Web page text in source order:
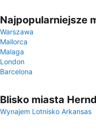
Najpopularniejsze
Warszawa
Mallorca
Malaga
London
Barcelona
Blisko miasta
Wynajem Lotnisko Arkansas